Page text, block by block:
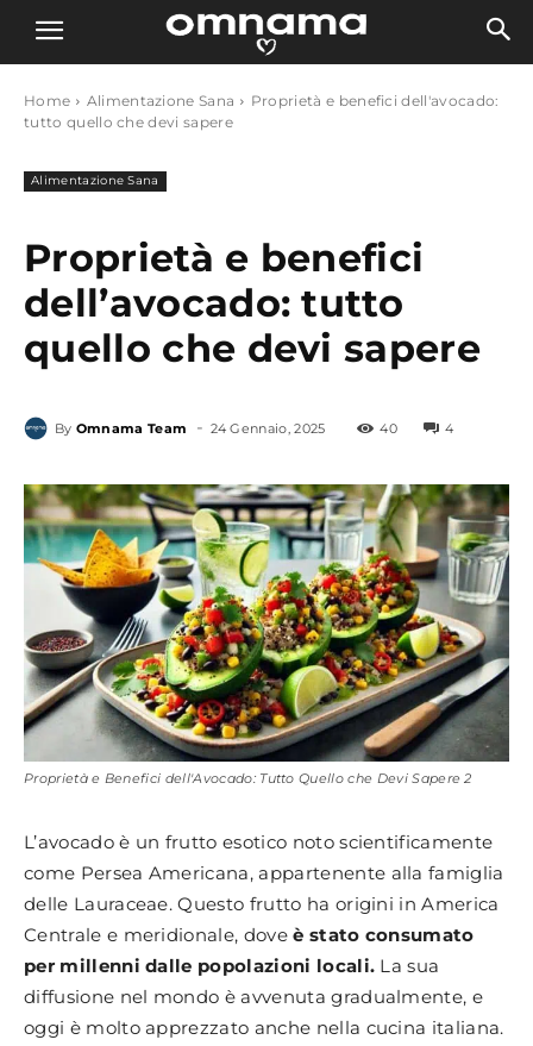
Home Alimentazione Sana
Proprietà e benefici dell'avocado:
tutto quello che devi sapere
Alimentazione Sana
Proprietà e benefici
dell’avocado: tutto
quello che devi sapere
By Omnama Team - 24 Gennaio, 2025 40 4
Proprietà e Benefici dell'Avocado: Tutto Quello che Devi Sapere 2
L’avocado è un frutto esotico noto scientificamente
come Persea Americana, appartenente alla famiglia
delle Lauraceae. Questo frutto ha origini in America
Centrale e meridionale, doveè stato consumato
per millenni dalle popolazioni locali. La sua
diffusione nel mondo è avvenuta gradualmente, e
oggi è molto apprezzato anche nella cucina italiana.